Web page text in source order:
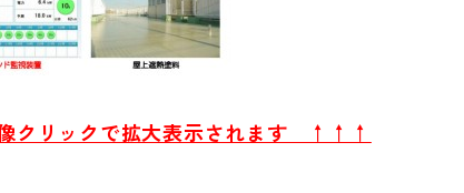
リックで拡大表示されます ↑↑↑